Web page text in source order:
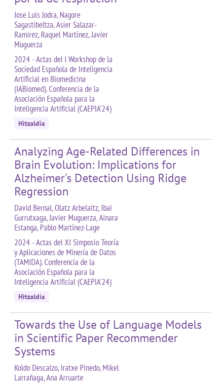
Jose Luis Jodra, Nagore
Sagastibeltza, Asier Salazar-
Ramirez, Raquel Martínez, Javier
Muguerza
2024 - Actas del I Workshop de la
Sociedad Española de Inteligencia
Artificial en Biomedicina
(IABiomed). Conferencia de la
Asociación Española para la
Inteligencia Artificial (CAEPIA'24)
Hitzaldia
Analyzing Age-Related Differences in
Brain Evolution: Implications for
Alzheimer's Detection Using Ridge
Regression
David Bernal, Olatz Arbelaitz, Ibai
Gurrutxaga, Javier Muguerza, Ainara
Estanga, Pablo Martínez-Lage
2024 - Actas del XI Simposio Teoría
y Aplicaciones de Minería de Datos
(TAMIDA). Conferencia de la
Asociación Española para la
Inteligencia Artificial (CAEPIA'24)
Hitzaldia
Towards the Use of Language Models
in Scientific Paper Recommender
Systems
Koldo Descalzo, Iratxe Pinedo, Mikel
Larrañaga, Ana Arruarte